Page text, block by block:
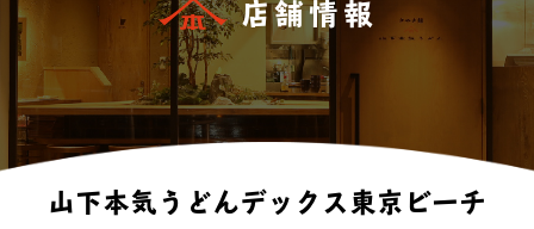
店舗情報
山下本気うどんデックス東京ビーチ